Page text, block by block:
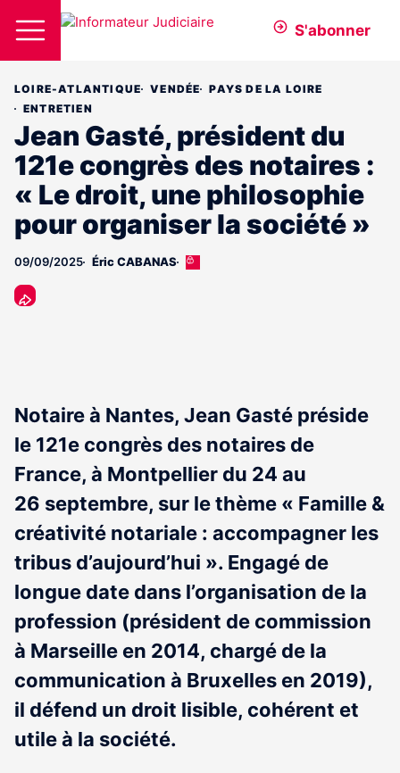
S'abonner
LOIRE-ATLANTIQUE VENDÉE
PAYS DE LA LOIRE
ENTRETIEN
​Jean Gasté, président du
121e congrès des notaires :
« Le droit, une philosophie
pour organiser la société »
09/09/2025 Éric CABANAS
Cet
Notaire à Nantes, Jean Gasté préside
le 121e congrès des notaires de
France, à Montpellier du 24 au
26 septembre, sur le thème « Famille &
créativité notariale : accompagner les
tribus d’aujourd’hui ». Engagé de
longue date dans l’organisation de la
profession (président de commission
à Marseille en 2014, chargé de la
communication à Bruxelles en 2019),
il défend un droit lisible, cohérent et
utile à la société.